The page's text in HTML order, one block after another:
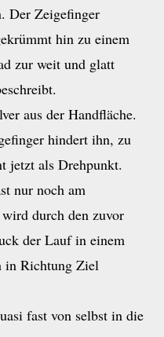
Der Zeigefinger
hin zu einem
zur weit und glatt
aus der Handfläche.
hindert ihn, zu
jetzt als Drehpunkt.
nur noch am
durch den zuvor
der Lauf in einem
in Richtung Ziel
fast von selbst in die